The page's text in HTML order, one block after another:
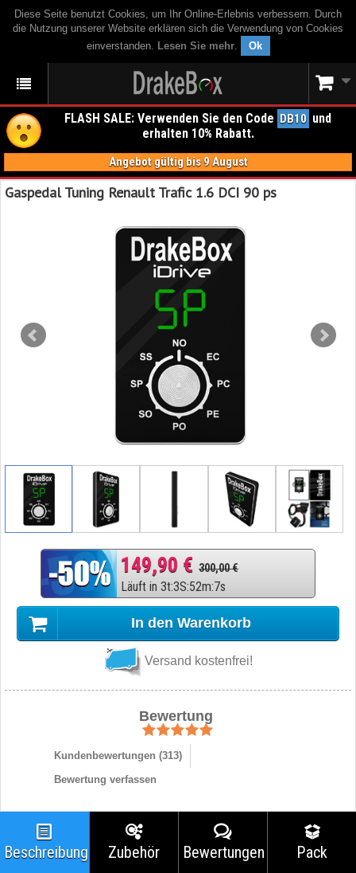
Diese Seite benutzt Cookies, um Ihr Online-Erlebnis verbessern. Durch
die Nutzung unserer Website erklären sich die Verwendung von Cookies
einverstanden. Lesen Sie mehr. Ok
FLASH SALE: Verwenden Sie den Code DB10 und
erhalten 10% Rabatt.
Angebot gültig bis 9 August
Gaspedal Tuning Renault Trafic 1.6 DCI 90 ps
149,90 € 300,00 €
Läuft in 3t:3S:52m:6s
In den Warenkorb
Versand kostenfrei!
Bewertung
Kundenbewertungen (313)
Bewertung verfassen
Beschreibung Zubehör Bewertungen Pack